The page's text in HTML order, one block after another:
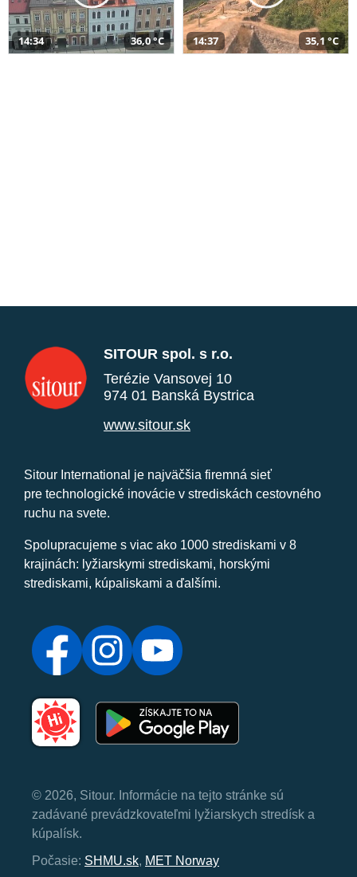
14:34 36,0 °C 14:37 35,1 °C
SITOUR spol. s r.o.
Terézie Vansovej 10
974 01 Banská Bystrica
www.sitour.sk
Sitour International je najväčšia firemná sieť
pre technologické inovácie v strediskách cestovného
ruchu na svete.
Spolupracujeme s viac ako 1000 strediskami v 8
krajinách: lyžiarskymi strediskami, horskými
strediskami, kúpaliskami a ďalšími.
© 2026, Sitour. Informácie na tejto stránke sú
zadávané prevádzkovateľmi lyžiarskych stredísk a
kúpalísk.
Počasie: SHMU.sk, MET Norway